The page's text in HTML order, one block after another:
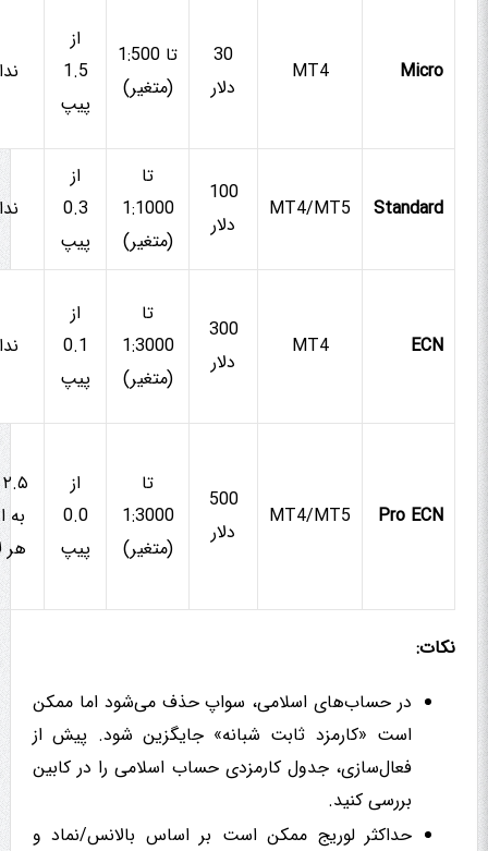
Micro
MT4
30
دلار
تا 1:500
(متغیر)
از
1.5
پیپ
Standard
MT4/MT5
100
دلار
تا
1:1000
(متغیر)
از
0.3
پیپ
ECN
MT4
300
دلار
تا
1:3000
(متغیر)
از
0.1
پیپ
Pro ECN
MT4/MT5
500
دلار
تا
1:3000
(متغیر)
از
0.0
پیپ
به
هر
نکات:
در حساب‌های اسلامی، سواپ حذف می‌شود اما ممکن
است «کارمزد ثابت شبانه» جایگزین شود. پیش از
فعال‌سازی، جدول کارمزدی حساب اسلامی را در کابین
بررسی کنید.
حداکثر لوریج ممکن است بر اساس بالانس/نماد و